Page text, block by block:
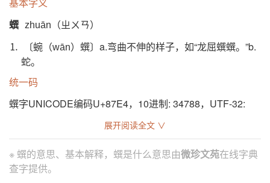
蟤
zhuān（ㄓㄨㄢ）
⒈ 〔蜿（wān）蟤〕a.弯曲不伸的样子，如“龙屈蟤蟤。”b.
蛇。
统一码
蟤字UNICODE编码U+87E4，10进制: 34788，UTF-32:
000087E4，UTF-8: E8 9F A4。
蟤字位于中日韩统一表意文字（CJK Unified
Ideographs）。
展开阅读全文 ∨
※ 蟤的意思、基本解释，蟤是什么意思由微珍文苑在线字典
查字提供。